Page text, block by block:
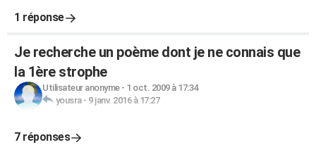
1 réponse
Je recherche un poème dont je ne connais que
la 1ère strophe
Utilisateur anonyme- 1 oct. 2009 à 17:34
yousra- 9 janv. 2016 à 17:27
7 réponses